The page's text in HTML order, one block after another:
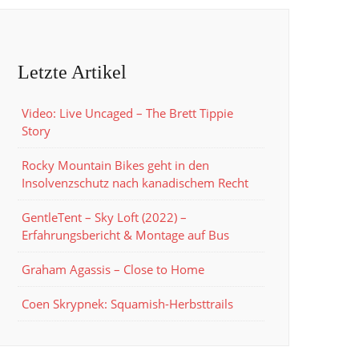
Letzte Artikel
Video: Live Uncaged – The Brett Tippie
Story
Rocky Mountain Bikes geht in den
Insolvenzschutz nach kanadischem Recht
GentleTent – Sky Loft (2022) –
Erfahrungsbericht & Montage auf Bus
Graham Agassis – Close to Home
Coen Skrypnek: Squamish-Herbsttrails